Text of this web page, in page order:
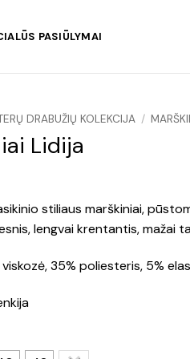
PASIŪLYMAI
DRABUŽIŲ KOLEKCIJA /
Lidija
stiliaus marškiniai,
lengvai krentantis, mažai
35% poliesteris, 5%